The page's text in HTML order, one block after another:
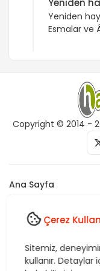
Yeniden
Yeniden
Esmalar ve
birer
sıkıntı
olabilir?
Rabbim […]
Copyright © 2014 -
Ana Sayfa
Künye
Rüya yorumları,
Sitemiz bünyesindeki
Çerez
Sitemiz,
kullanır. Detaylar